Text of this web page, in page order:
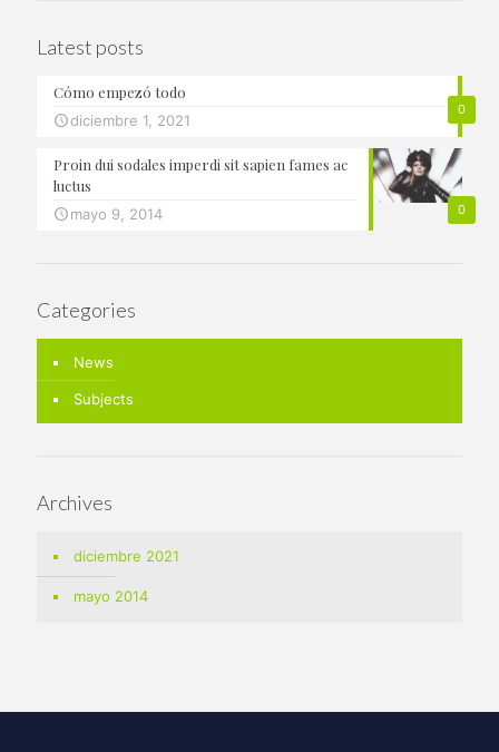
Latest posts
0
Cómo empezó todo
diciembre 1, 2021
0
Proin dui sodales imperdi sit sapien fames ac
luctus
mayo 9, 2014
Categories
News
Subjects
Archives
diciembre 2021
mayo 2014